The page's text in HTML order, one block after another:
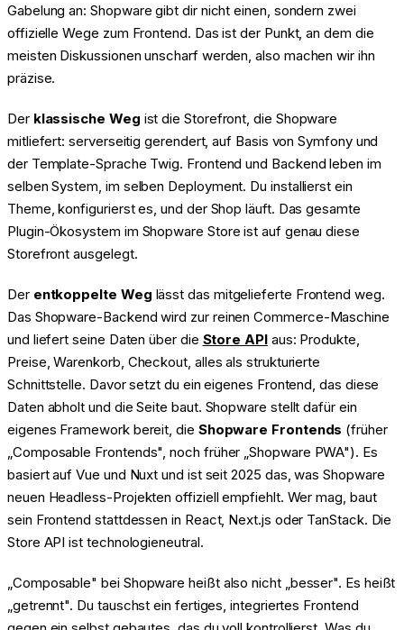
Gabelung an: Shopware gibt dir nicht einen, sondern zwei
offizielle Wege zum Frontend. Das ist der Punkt, an dem die
meisten Diskussionen unscharf werden, also machen wir ihn
präzise.
Der klassische Weg ist die Storefront, die Shopware
mitliefert: serverseitig gerendert, auf Basis von Symfony und
der Template-Sprache Twig. Frontend und Backend leben im
selben System, im selben Deployment. Du installierst ein
Theme, konfigurierst es, und der Shop läuft. Das gesamte
Plugin-Ökosystem im Shopware Store ist auf genau diese
Storefront ausgelegt.
Der entkoppelte Weg lässt das mitgelieferte Frontend weg.
Das Shopware-Backend wird zur reinen Commerce-Maschine
und liefert seine Daten über die Store APIaus: Produkte,
Preise, Warenkorb, Checkout, alles als strukturierte
Schnittstelle. Davor setzt du ein eigenes Frontend, das diese
Daten abholt und die Seite baut. Shopware stellt dafür ein
eigenes Framework bereit, die Shopware Frontends (früher
„Composable Frontends", noch früher „Shopware PWA"). Es
basiert auf Vue und Nuxt und ist seit 2025 das, was Shopware
neuen Headless-Projekten offiziell empfiehlt. Wer mag, baut
sein Frontend stattdessen in React, Next.js oder TanStack. Die
Store API ist technologieneutral.
„Composable" bei Shopware heißt also nicht „besser". Es heißt
„getrennt". Du tauschst ein fertiges, integriertes Frontend